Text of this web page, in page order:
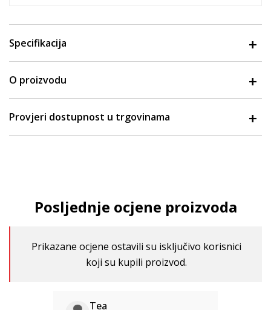
Specifikacija
O proizvodu
Provjeri dostupnost u trgovinama
Posljednje ocjene proizvoda
Prikazane ocjene ostavili su isključivo korisnici
koji su kupili proizvod.
Tea